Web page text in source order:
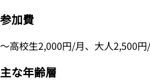
参加費
～高校生2,000円/月、大人2,500円
主な年齢層